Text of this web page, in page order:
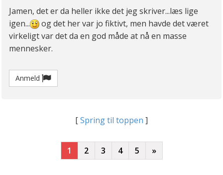
kan du samtidig forsvare det?
Jamen, det er da heller ikke det jeg skriver...læs lige
igen...
og det her var jo fiktivt, men havde det været
virkeligt var det da en god måde at nå en masse
mennesker.
Anmeld
[Spring til toppen ]
1 2 3 4 5 »